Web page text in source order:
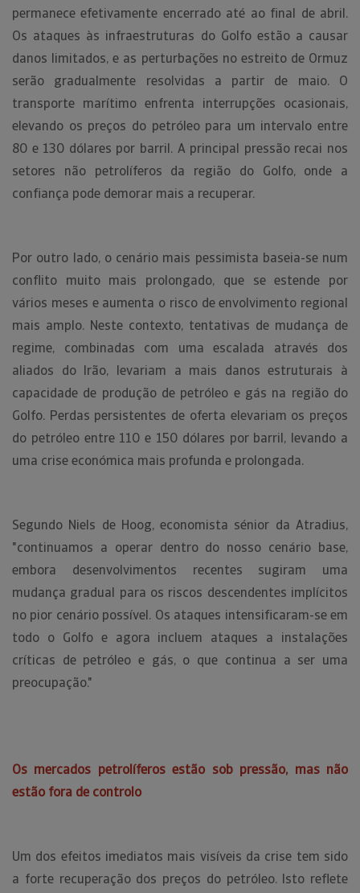
permanece efetivamente encerrado até ao final de abril.
Os ataques às infraestruturas do Golfo estão a causar
danos limitados, e as perturbações no estreito de Ormuz
serão gradualmente resolvidas a partir de maio. O
transporte marítimo enfrenta interrupções ocasionais,
elevando os preços do petróleo para um intervalo entre
80 e 130 dólares por barril. A principal pressão recai nos
setores não petrolíferos da região do Golfo, onde a
confiança pode demorar mais a recuperar.
Por outro lado, o cenário mais pessimista baseia-se num
conflito muito mais prolongado, que se estende por
vários meses e aumenta o risco de envolvimento regional
mais amplo. Neste contexto, tentativas de mudança de
regime, combinadas com uma escalada através dos
aliados do Irão, levariam a mais danos estruturais à
capacidade de produção de petróleo e gás na região do
Golfo. Perdas persistentes de oferta elevariam os preços
do petróleo entre 110 e 150 dólares por barril, levando a
uma crise económica mais profunda e prolongada.
Segundo Niels de Hoog, economista sénior da Atradius,
"continuamos a operar dentro do nosso cenário base,
embora desenvolvimentos recentes sugiram uma
mudança gradual para os riscos descendentes implícitos
no pior cenário possível. Os ataques intensificaram-se em
todo o Golfo e agora incluem ataques a instalações
críticas de petróleo e gás, o que continua a ser uma
preocupação."
Os mercados petrolíferos estão sob pressão, mas não
estão fora de controlo
Um dos efeitos imediatos mais visíveis da crise tem sido
a forte recuperação dos preços do petróleo. Isto reflete